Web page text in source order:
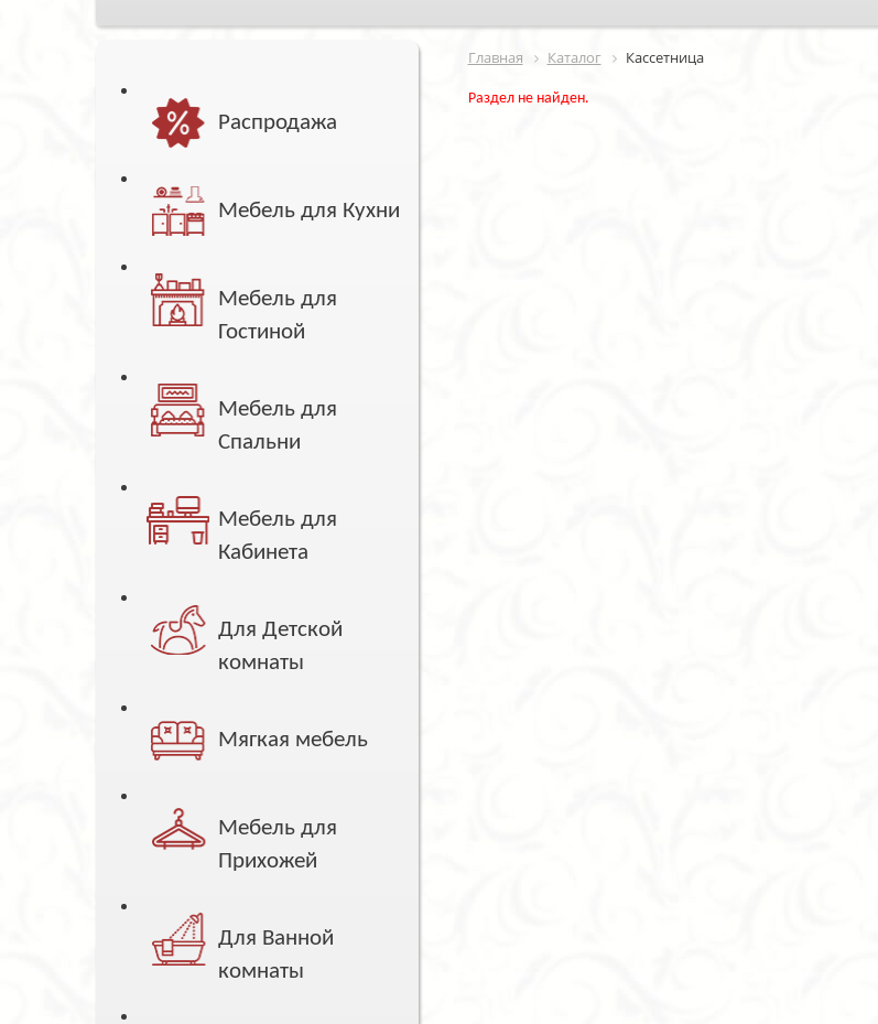
Распродажа
Мебель для Кухни
Мебель для
Гостиной
Мебель для
Спальни
Мебель для
Кабинета
Для Детской
комнаты
Мягкая мебель
Мебель для
Прихожей
Для Ванной
комнаты
Главная Каталог Кассетница
Раздел не найден.